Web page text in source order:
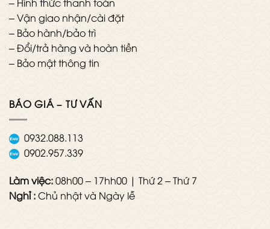
–Vận giao nhận/cài đặt
– Bảo hành/bảo trì
–Đổi/trả hàng và hoàn tiền
– Bảo mật thông tin
BÁO GIÁ – TƯ VẤN
0932.088.113
0902.957.339
Làm việc:08h00 – 17hh00 | Thứ 2 – Thứ 7
Nghỉ :Chủ nhật và Ngày lễ